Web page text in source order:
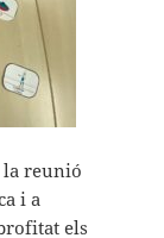
la reunió
i a
els